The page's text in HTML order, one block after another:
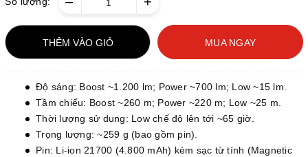
THÊM VÀO GIỎ MUA NGAY
Độ sáng: Boost ~1.200 lm; Power ~700 lm; Low ~15 lm.
Tầm chiếu: Boost ~260 m; Power ~220 m; Low ~25 m.
Thời lượng sử dụng: Low chế độ lên tới ~65 giờ.
Trọng lượng: ~259 g (bao gồm pin).
Pin: Li-ion 21700 (4.800 mAh) kèm sạc từ tính (Magnetic